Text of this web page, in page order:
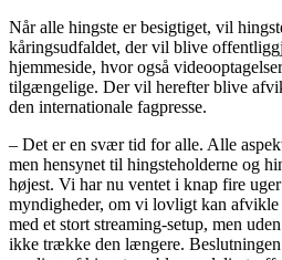
Når alle hingste er besigtiget, vil
kåringsudfaldet, der vil blive
hjemmeside, hvor også
tilgængelige. Der vil herefter blive
den internationale fagpresse.
– Det er en svær tid for alle. Alle
men hensynet til hingsteholderne og
højest. Vi har nu ventet i knap fire
myndigheder, om vi lovligt kan
med et stort streaming-setup, men
ikke trække den længere.